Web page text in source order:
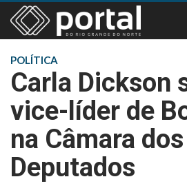
POLÍTICA
Carla Dickson
vice-líder de
na Câmara dos
Deputados